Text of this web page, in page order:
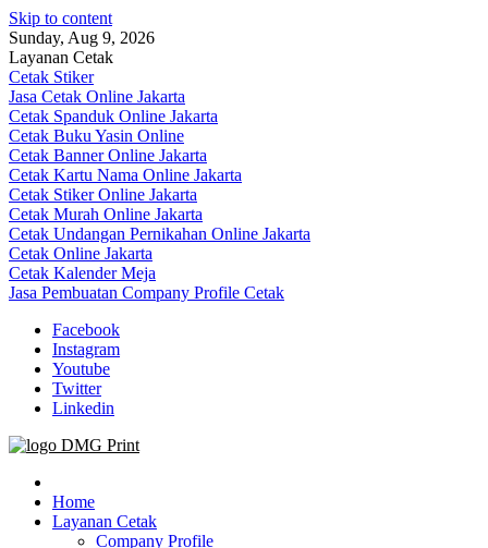
Skip to content
Sunday, Aug 9, 2026
Layanan Cetak
Cetak Stiker
Jasa Cetak Online Jakarta
Cetak Spanduk Online Jakarta
Cetak Buku Yasin Online
Cetak Banner Online Jakarta
Cetak Kartu Nama Online Jakarta
Cetak Stiker Online Jakarta
Cetak Murah Online Jakarta
Cetak Undangan Pernikahan Online Jakarta
Cetak Online Jakarta
Cetak Kalender Meja
Jasa Pembuatan Company Profile Cetak
Facebook
Instagram
Youtube
Twitter
Linkedin
Jasa Cetak Online DMG Printing
Home
Layanan Cetak
Company Profile